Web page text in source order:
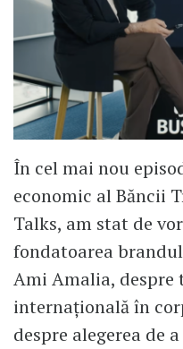
În cel mai nou
economic al Băncii
Talks, am stat de
fondatoarea
Ami Amalia, despre
internațională în
despre alegerea de